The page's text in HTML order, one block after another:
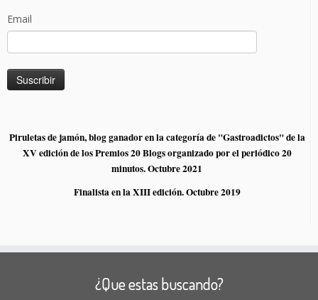
Email
Piruletas de jamón, blog ganador en la categoría de "Gastroadictos" de la
XV edición de los Premios 20 Blogs organizado por el periódico 20
minutos. Octubre 2021
Finalista en la XIII edición. Octubre 2019
¿Que estas buscando?